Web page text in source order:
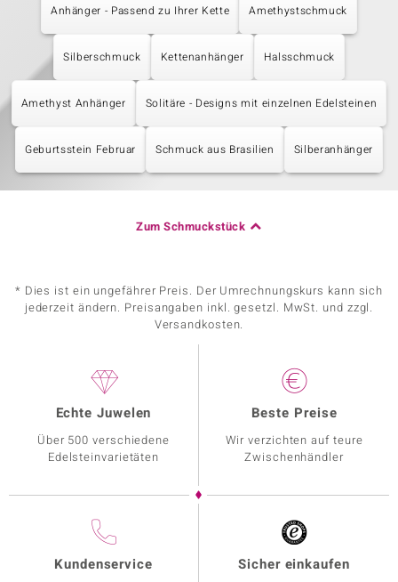
Anhänger - Passend zu Ihrer Kette Amethystschmuck
Silberschmuck Kettenanhänger Halsschmuck
Amethyst Anhänger Solitäre - Designs mit einzelnen Edelsteinen
Geburtsstein Februar Schmuck aus Brasilien Silberanhänger
Zum Schmuckstück
* Dies ist ein ungefährer Preis. Der Umrechnungskurs kann sich
jederzeit ändern. Preisangaben inkl. gesetzl. MwSt. und zzgl.
Versandkosten.
Echte Juwelen
Über 500 verschiedene
Edelsteinvarietäten
Beste Preise
Wir verzichten auf teure
Zwischenhändler
Kundenservice Sicher einkaufen